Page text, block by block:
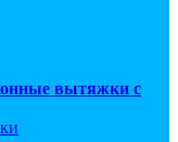
вытяжки с